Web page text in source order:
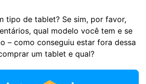
tipo de tablet? Se sim, por favor,
qual modelo você tem e se
– como conseguiu estar fora dessa
um tablet e qual?